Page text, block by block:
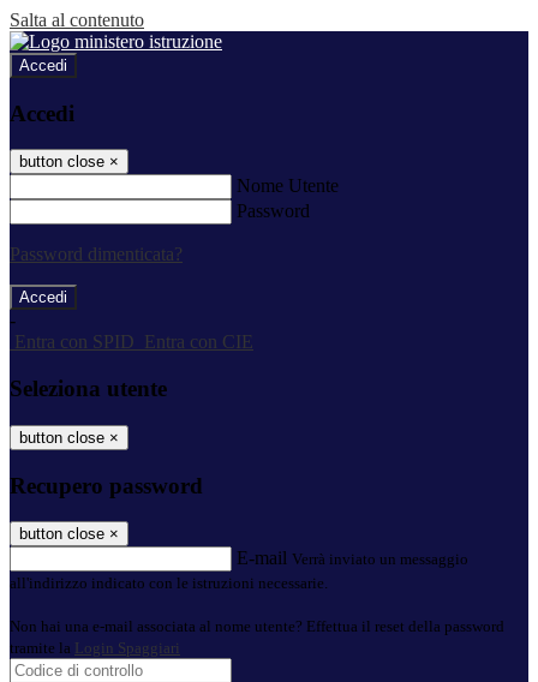
Salta al contenuto
Accedi
Accedi
button close ×
Nome Utente
Password
Password dimenticata?
-
Entra con SPID
Entra con CIE
Seleziona utente
button close ×
Recupero password
button close ×
E-mail Verrà inviato un messaggio
all'indirizzo indicato con le istruzioni necessarie.
Non hai una e-mail associata al nome utente? Effettua il reset della password
tramite la Login Spaggiari